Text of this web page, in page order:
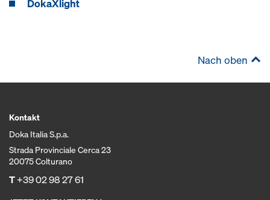
DokaXlight
Nach oben
Kontakt
Doka Italia S.p.a.
Strada Provinciale Cerca 23
20075 Colturano
T+39 02 98 27 61